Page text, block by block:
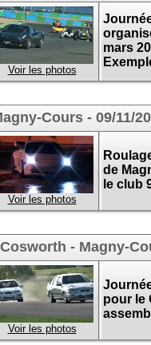
Voir les photos
mars
Cours - 09/11/
Voir les photos
de
le club
- Magny-
Voir les photos
pour le